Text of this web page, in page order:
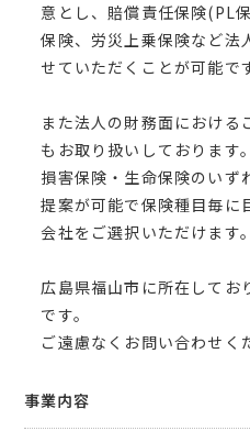
意とし、賠償責任保険(PL
保険、労災上乗保険など法
せていただくことが可能で
また法人の財務面における
もお取り扱いしております。
損害保険・生命保険のいず
提案が可能で保険種目毎に
会社をご選択いただけます。
広島県福山市に所在してお
です。
ご遠慮なくお問い合わせく
事業内容